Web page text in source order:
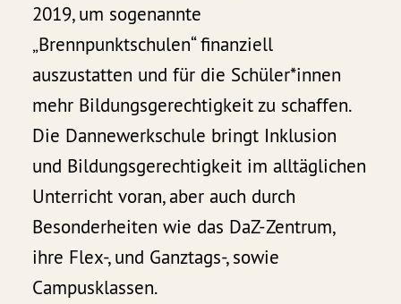
2019, um sogenannte
„Brennpunktschulen“ finanziell
auszustatten und für die Schüler*innen
mehr Bildungsgerechtigkeit zu schaffen.
Die Dannewerkschule bringt Inklusion
und Bildungsgerechtigkeit im alltäglichen
Unterricht voran, aber auch durch
Besonderheiten wie das DaZ-Zentrum,
ihre Flex-, und Ganztags-, sowie
Campusklassen.